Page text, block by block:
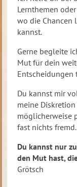
Lernthemen
wo die Chancen
kannst.
Gerne begleite
Mut für dein
Entscheidungen
Du kannst mir
meine
möglicherweise
fast nichts fremd.
Du kannst nur
den Mut hast,
Grötsch